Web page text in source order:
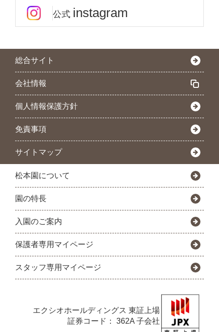
公式 instagram
総合サイト
会社情報
個人情報保護方針
免責事項
サイトマップ
松本園について
園の特長
入園のご案内
保護者専用マイページ
スタッフ専用マイページ
エクシオホールディングス 東証上場
証券コード： 362A 子会社